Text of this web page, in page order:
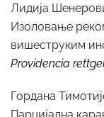
Лидија
Изоловање
вишеструким
Providencia
Гордана